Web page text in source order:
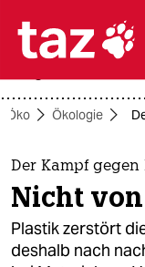

themen
politik
öko
Öko Ökologie
Der Kampf gegen
Nicht von
Plastik zerstört
deshalb nach